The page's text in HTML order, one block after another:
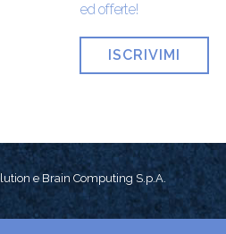
ed offerte!
ISCRIVIMI
e Brain Computing S.p.A.